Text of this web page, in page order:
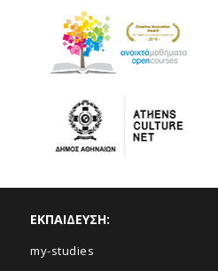
ΕΚΠΑΙΔΕΥΣΗ:
my-studies